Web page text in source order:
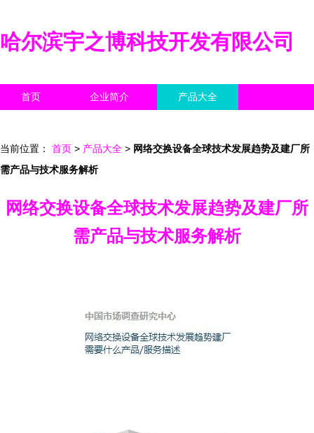
哈尔滨宇之博科技开发有限公司
首页 企业简介 产品大全
当前位置： 首页 > 产品大全 > 网络交换设备全球技术发展趋势及建厂所
需产品与技术服务解析
网络交换设备全球技术发展趋势及建厂所
需产品与技术服务解析